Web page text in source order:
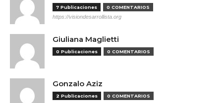
7 Publicaciones 0 COMENTARIOS
https://visiondesarrollista.org
Giuliana Maglietti
0 Publicaciones 0 COMENTARIOS
Gonzalo Aziz
2 Publicaciones 0 COMENTARIOS